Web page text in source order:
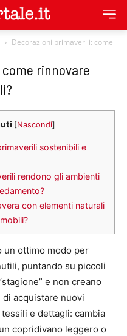
Decorazioni primaverili: come
rinnovare
[Nascondi]
sostenibili e
rendono gli ambienti
con elementi naturali
un ottimo modo per
puntando su piccoli
e non creano
acquistare nuovi
e dettagli: cambia
copridivano leggero o